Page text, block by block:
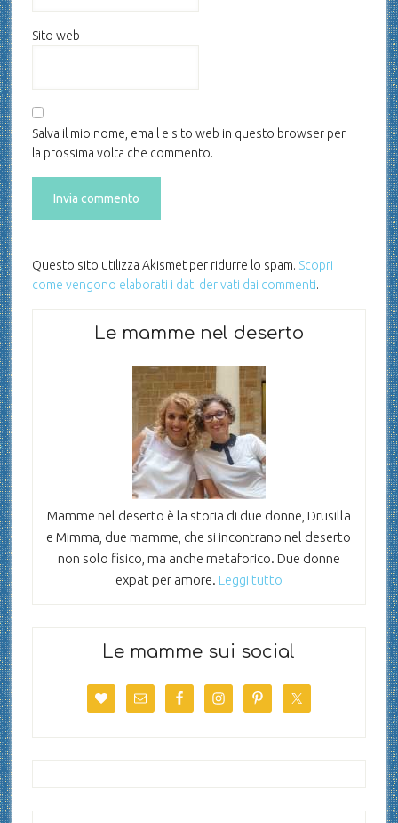
Sito web
Salva il mio nome, email e sito web in questo browser per
la prossima volta che commento.
Questo sito utilizza Akismet per ridurre lo spam. Scopri
come vengono elaborati i dati derivati dai commenti.
Le mamme nel deserto
Mamme nel deserto è la storia di due donne, Drusilla
e Mimma, due mamme, che si incontrano nel deserto
non solo fisico, ma anche metaforico. Due donne
expat per amore. Leggi tutto
Le mamme sui social